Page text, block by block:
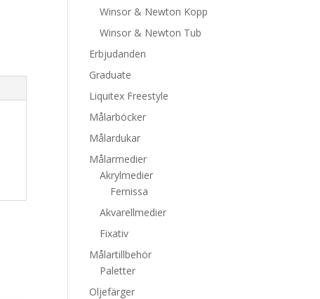
Winsor & Newton Kopp
Winsor & Newton Tub
Erbjudanden
Graduate
Liquitex Freestyle
Målarböcker
Målardukar
Målarmedier
Akrylmedier
Fernissa
Akvarellmedier
Fixativ
Målartillbehör
Paletter
Oljefärger